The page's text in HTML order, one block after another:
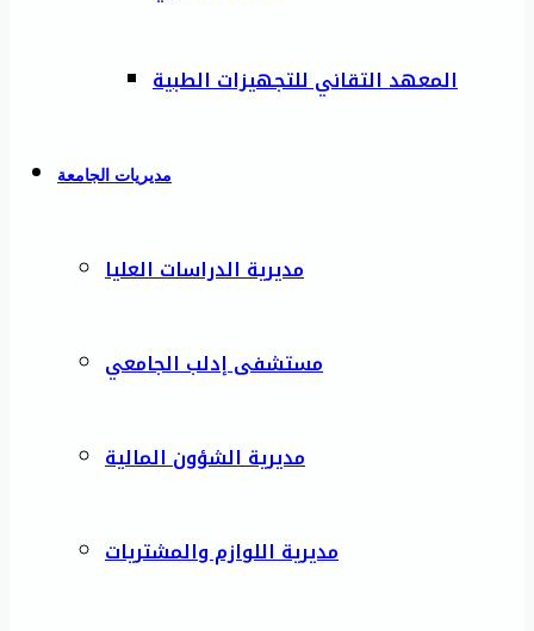
المعهد التقاني للتجهيزات الطبية
مديريات الجامعة
مديرية الدراسات العليا
مستشفى إدلب الجامعي
مديرية الشؤون المالية
مديرية اللوازم والمشتريات